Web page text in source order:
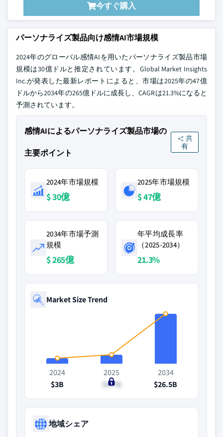
今すぐ購入
パーソナライズ製品向け感情AI市場規模
2024年のグローバル感情AIを用いたパーソナライズ製品市場
規模は30億ドルと推定されています。Global Market Insights
Inc.が発表した最新レポートによると、市場は2025年の47億
ドルから2034年の265億ドルに成長し、CAGRは21.3%になると
予測されています。
感情AIによるパーソナライズ製品市場の
主要ポイント
共
有
2024年市場規模
$ 30億
2025年市場規模
$ 47億
2034年市場予測
規模
$ 265億
年平均成長率
（2025-2034）
21.3%
Market Size Trend
2024
$3B
2025
$4.7B
2034
$26.5B
地域シェア